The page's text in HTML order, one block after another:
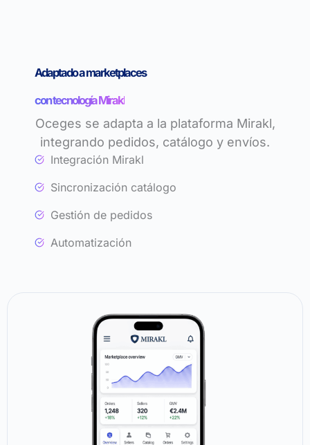
Adaptado a marketplaces
con tecnología Mirakl
Oceges se adapta a la plataforma Mirakl,
integrando pedidos, catálogo y envíos.
Integración Mirakl
Sincronización catálogo
Gestión de pedidos
Automatización